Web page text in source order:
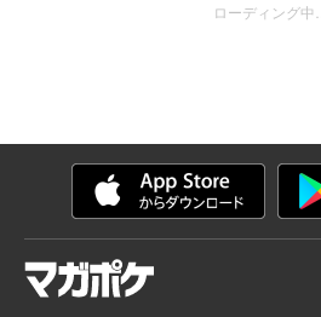
ローディング中…